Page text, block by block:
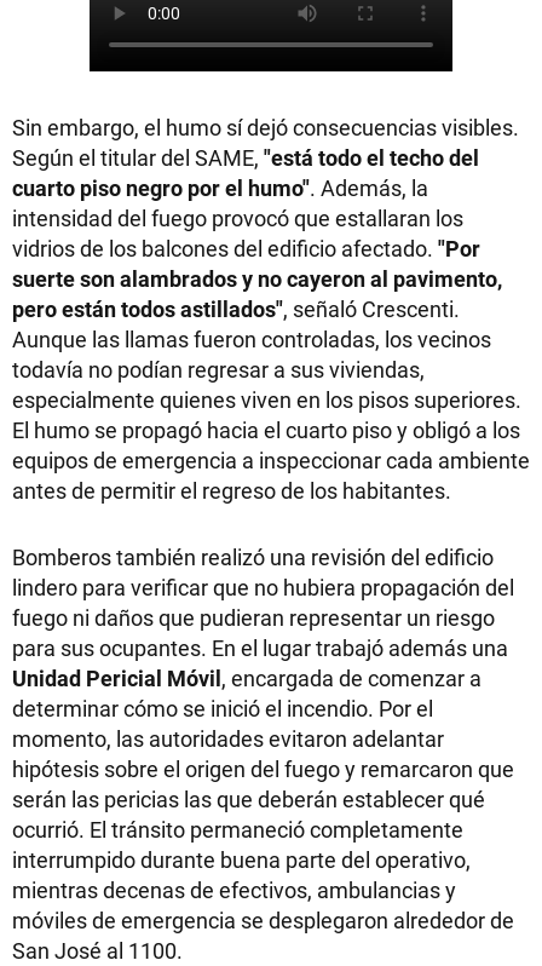
Sin embargo, el humo sí dejó consecuencias visibles.
Según el titular del SAME, "está todo el techo del
cuarto piso negro por el humo". Además, la
intensidad del fuego provocó que estallaran los
vidrios de los balcones del edificio afectado. "Por
suerte son alambrados y no cayeron al pavimento,
pero están todos astillados", señaló Crescenti.
Aunque las llamas fueron controladas, los vecinos
todavía no podían regresar a sus viviendas,
especialmente quienes viven en los pisos superiores.
El humo se propagó hacia el cuarto piso y obligó a los
equipos de emergencia a inspeccionar cada ambiente
antes de permitir el regreso de los habitantes.
Bomberos también realizó una revisión del edificio
lindero para verificar que no hubiera propagación del
fuego ni daños que pudieran representar un riesgo
para sus ocupantes. En el lugar trabajó además una
Unidad Pericial Móvil, encargada de comenzar a
determinar cómo se inició el incendio. Por el
momento, las autoridades evitaron adelantar
hipótesis sobre el origen del fuego y remarcaron que
serán las pericias las que deberán establecer qué
ocurrió. El tránsito permaneció completamente
interrumpido durante buena parte del operativo,
mientras decenas de efectivos, ambulancias y
móviles de emergencia se desplegaron alrededor de
San José al 1100.